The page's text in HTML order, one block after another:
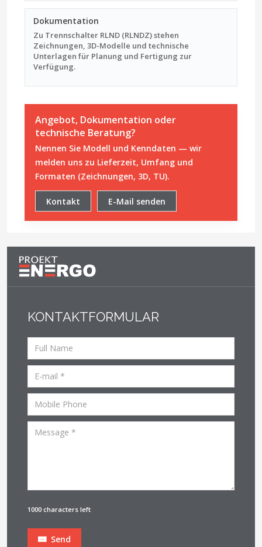
Dokumentation
Zu Trennschalter RLND (RLNDZ) stehen
Zeichnungen, 3D-Modelle und technische
Unterlagen für Planung und Fertigung zur
Verfügung.
Angebot, Dokumentation oder
technische Beratung?
Nennen Sie Modell und Kenndaten — wir
melden uns zu Lieferzeit, Umfang und
Formaten (Zeichnungen, 3D, TU).
Kontakt E-Mail senden
KONTAKTFORMULAR
1000 characters left
Send